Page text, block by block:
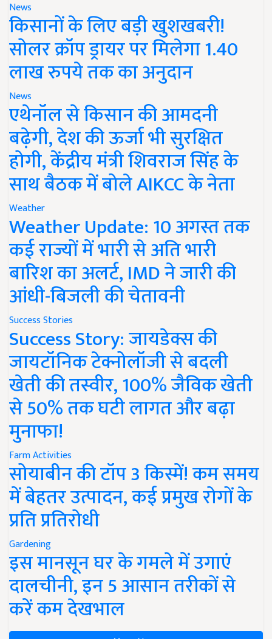
News
किसानों के लिए बड़ी खुशखबरी!
सोलर क्रॉप ड्रायर पर मिलेगा 1.40
लाख रुपये तक का अनुदान
News
एथेनॉल से किसान की आमदनी
बढ़ेगी, देश की ऊर्जा भी सुरक्षित
होगी, केंद्रीय मंत्री शिवराज सिंह के
साथ बैठक में बोले AIKCC के नेता
Weather
Weather Update: 10 अगस्त तक
कई राज्यों में भारी से अति भारी
बारिश का अलर्ट, IMD ने जारी की
आंधी-बिजली की चेतावनी
Success Stories
Success Story: जायडेक्स की
जायटॉनिक टेक्नोलॉजी से बदली
खेती की तस्वीर, 100% जैविक खेती
से 50% तक घटी लागत और बढ़ा
मुनाफा!
Farm Activities
सोयाबीन की टॉप 3 किस्में! कम समय
में बेहतर उत्पादन, कई प्रमुख रोगों के
प्रति प्रतिरोधी
Gardening
इस मानसून घर के गमले में उगाएं
दालचीनी, इन 5 आसान तरीकों से
करें कम देखभाल